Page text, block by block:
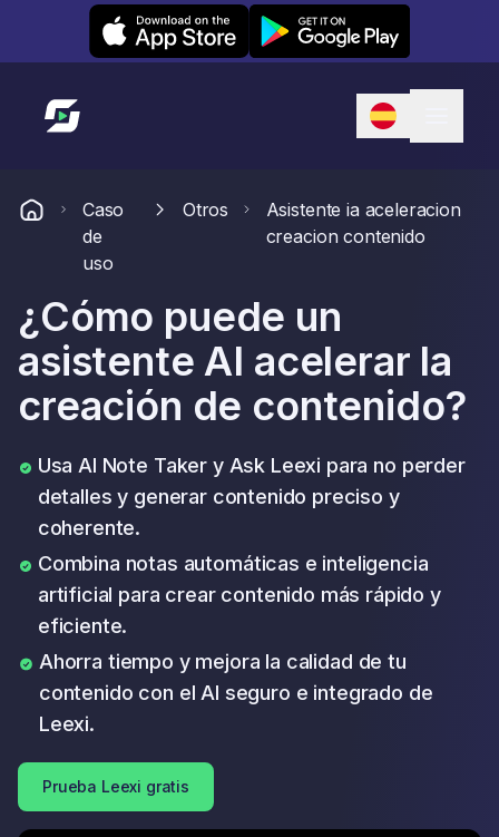
Leexi on iOS Leexi on Android
Enlace a la página de inicio
Caso
de
uso
Otros
Asistente ia aceleracion
creacion contenido
¿Cómo puede un
asistente AI acelerar la
creación de contenido?
Usa AI Note Taker y Ask Leexi para no perder
detalles y generar contenido preciso y
coherente.
Combina notas automáticas e inteligencia
artificial para crear contenido más rápido y
eficiente.
Ahorra tiempo y mejora la calidad de tu
contenido con el AI seguro e integrado de
Leexi.
Prueba Leexi gratis